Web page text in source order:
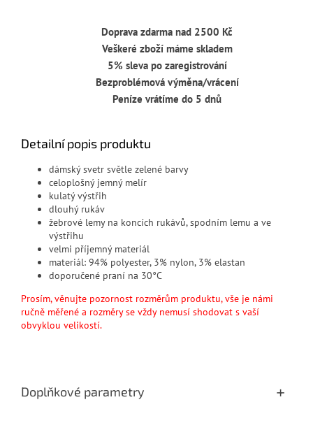
Doprava zdarma nad 2500 Kč
Veškeré zboží máme skladem
5% sleva po zaregistrování
Bezproblémová výměna/vrácení
Peníze vrátíme do 5 dnů
Detailní popis produktu
dámský svetr světle zelené barvy
celoplošný jemný melír
kulatý výstřih
dlouhý rukáv
žebrové lemy na koncích rukávů, spodním lemu a ve
výstřihu
velmi příjemný materiál
materiál: 94% polyester, 3% nylon, 3% elastan
doporučené praní na 30°C
Prosím, věnujte pozornost rozměrům produktu, vše je námi
ručně měřené a rozměry se vždy nemusí shodovat s vaší
obvyklou velikostí.
Doplňkové parametry